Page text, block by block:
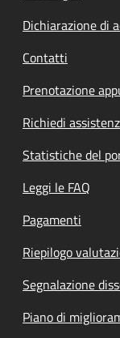
Dichiarazione di
Contatti
Prenotazione
Richiedi
Statistiche del
Leggi le FAQ
Pagamenti
Riepilogo
Segnalazione
Piano di